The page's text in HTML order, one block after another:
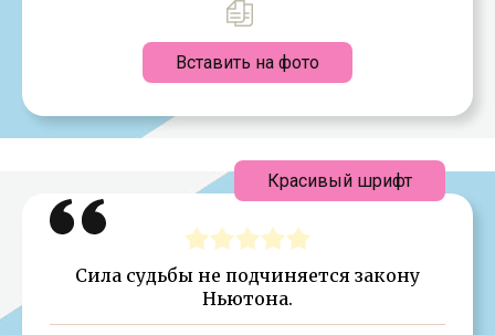
Вставить на фото
Сила судьбы не подчиняется закону
Ньютона.
Красивый шрифт